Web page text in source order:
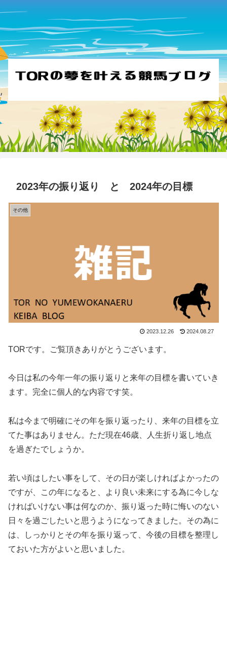
2023年の振り返り と 2024年の目標
その他
2023.12.26 2024.08.27
TORです。ご覧頂きありがとうございます。
今日は私の今年一年の振り返りと来年の目標を書いていき
ます。完全に個人的な内容です笑。
私は今まで明確にその年を振り返ったり、来年の目標を立
てた事はありません。ただ現在46歳、人生折り返し地点
を過ぎたでしょうか。
若い頃はしたい事をして、その日が楽しければよかったの
ですが、この年になると、より良い未来にする為に今しな
ければいけない事は何なのか、振り返った時に悔いのない
日々を過ごしたいと思うようになってきました。その為に
は、しっかりとその年を振り返って、今後の目標を整理し
ておいた方がよいと思いました。